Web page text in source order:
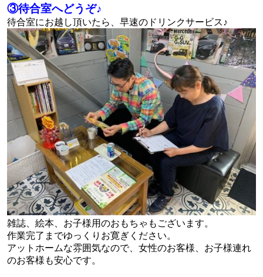
③待合室へどうぞ♪
待合室にお越し頂いたら、早速のドリンクサービス♪
雑誌、絵本、お子様用のおもちゃもございます。
作業完了までゆっくりお寛ぎください。
アットホームな雰囲気なので、女性のお客様、お子様連れ
のお客様も安心です。